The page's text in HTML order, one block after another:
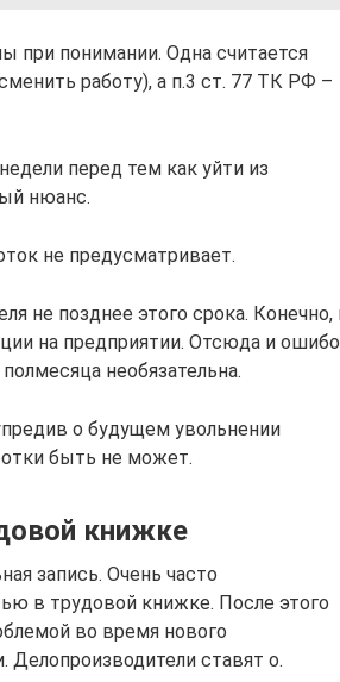
при понимании. Одна считается
работу), а п.3 ст. 77 ТК РФ –
перед тем как уйти из
нюанс.
не предусматривает.
не позднее этого срока. Конечно,
на предприятии. Отсюда и
необязательна.
о будущем увольнении
быть не может.
книжке
запись. Очень часто
в трудовой книжке. После этого
во время нового
Делопроизводители ставят о.